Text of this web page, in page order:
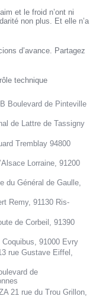
et le froid n’ont ni
non plus. Et elle n’a
d’avance. Partagez
technique
Boulevard de Pinteville
de Lattre de Tassigny
Tremblay 94800
Lorraine, 91200
du Général de Gaulle,
Remy, 91130 Ris-
de Corbeil, 91390
91000 Evry
rue Gustave Eiffel,
de
21 rue du Trou Grillon,